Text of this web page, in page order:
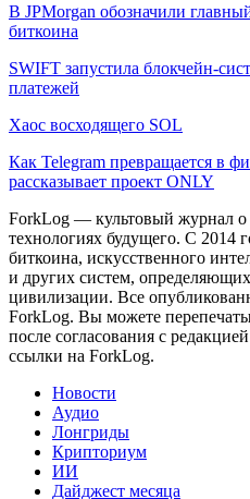
В JPMorgan обозначили
биткоина
SWIFT запустила блокчейн-
платежей
Хаос восходящего SOL
Как Telegram превращается в
рассказывает проект ONLY
ForkLog — культовый журнал
технологиях будущего. С 2014
биткоина, искусственного
и других систем,
цивилизации. Все
ForkLog. Вы можете
после согласования с
ссылки на ForkLog.
Новости
Аудио
Лонгриды
Крипториум
ИИ
Дайджест месяца